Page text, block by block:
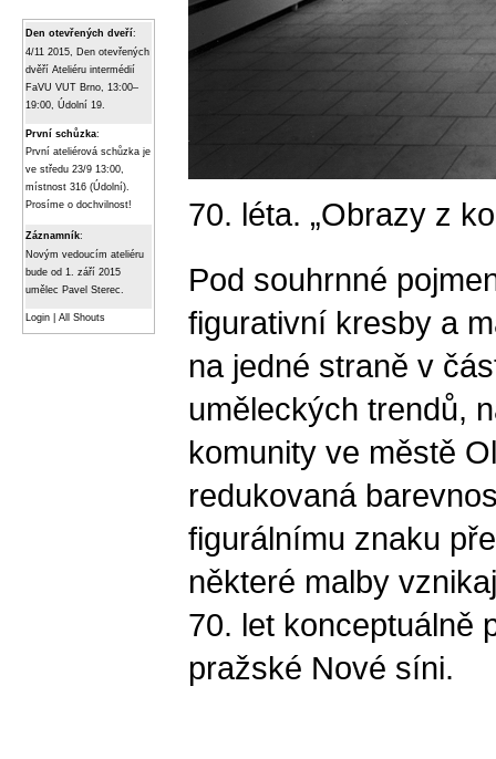
Den otevřených dveří:
4/11 2015, Den otevřených
dvěří Ateliéru intermédií
FaVU VUT Brno, 13:00–
19:00, Údolní 19.
První schůzka:
První ateliérová schůzka je
ve středu 23/9 13:00,
místnost 316 (Údolní).
Prosíme o dochvilnost!
Záznamník:
Novým vedoucím ateliéru
bude od 1. září 2015
umělec Pavel Sterec.
Login All Shouts
70. léta. „Obrazy z
Pod souhrnné
figurativní kresby a
na jedné straně v
uměleckých trendů,
komunity ve městě
redukovaná
figurálnímu znaku
některé malby
70. let konceptuálně
pražské Nové síni.